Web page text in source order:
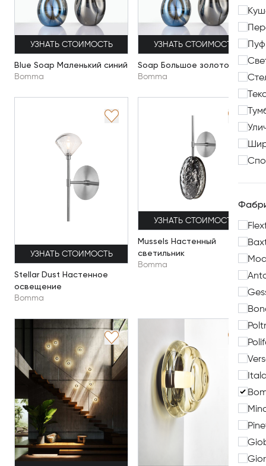
УЗНАТЬ СТОИМОСТЬ
Blue Soap Маленький синий
Bomma
УЗНАТЬ СТОИМОСТЬ
Soap Большое золото
Bomma
УЗНАТЬ СТОИМОСТЬ
Stellar Dust Настенное
освещение
Bomma
УЗНАТЬ СТОИМОСТЬ
Mussels Настенный
светильник
Bomma